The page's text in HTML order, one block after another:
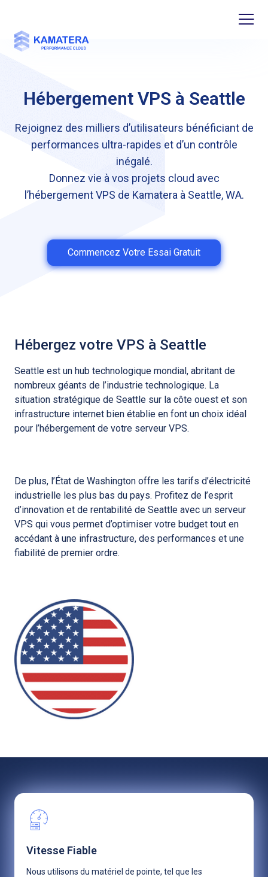
Hébergement VPS à Seattle
Rejoignez des milliers d’utilisateurs bénéficiant de
performances ultra-rapides et d’un contrôle
inégalé.
Donnez vie à vos projets cloud avec
l’hébergement VPS de Kamatera à Seattle, WA.
Commencez Votre Essai Gratuit
Hébergez votre VPS à Seattle
Seattle est un hub technologique mondial, abritant de
nombreux géants de l’industrie technologique. La
situation stratégique de Seattle sur la côte ouest et son
infrastructure internet bien établie en font un choix idéal
pour l’hébergement de votre serveur VPS.
De plus, l’État de Washington offre les tarifs d’électricité
industrielle les plus bas du pays. Profitez de l’esprit
d’innovation et de rentabilité de Seattle avec un serveur
VPS qui vous permet d’optimiser votre budget tout en
accédant à une infrastructure, des performances et une
fiabilité de premier ordre.
Vitesse Fiable
Nous utilisons du matériel de pointe, tel que les